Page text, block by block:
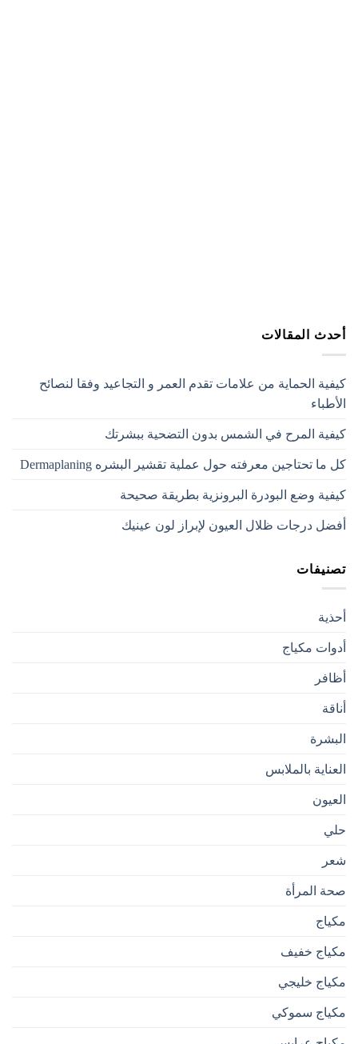
أحدث المقالات
كيفية الحماية من علامات تقدم العمر و التجاعيد وفقا لنصائح
الأطباء
كيفية المرح في الشمس بدون التضحية ببشرتك
كل ما تحتاجين معرفته حول عملية تقشير البشره Dermaplaning
كيفية وضع البودرة البرونزية بطريقة صحيحة
أفضل درجات ظلال العيون لإبراز لون عينيك
تصنيفات
أحذية
أدوات مكياج
أظافر
أناقة
البشرة
العناية بالملابس
العيون
حلي
شعر
صحة المرأة
مكياج
مكياج خفيف
مكياج خليجي
مكياج سموكي